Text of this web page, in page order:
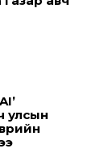
улсын